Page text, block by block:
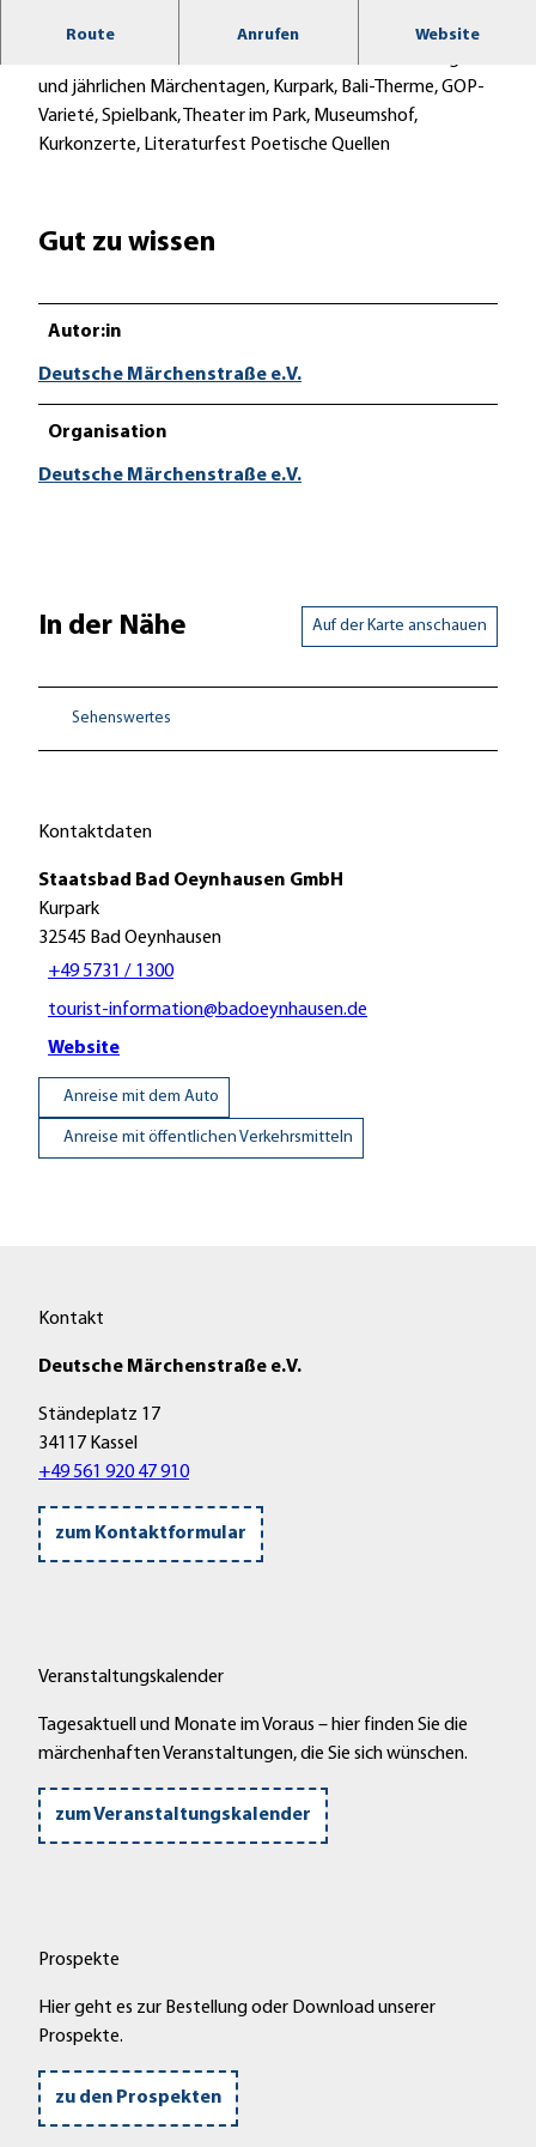
Route Anrufen Website
Traditionelles Heilbad
und jährlichen Märchentagen, Kurpark, Bali-Therme, GOP-
Varieté, Spielbank, Theater im Park, Museumshof,
Kurkonzerte, Literaturfest Poetische Quellen
Gut zu wissen
Autor:in
Deutsche Märchenstraße e.V.
Organisation
Deutsche Märchenstraße e.V.
In der Nähe Auf der Karte anschauen
Sehenswertes
Kontaktdaten
Staatsbad Bad Oeynhausen GmbH
Kurpark
32545 Bad Oeynhausen
+49 5731 / 1300
tourist-information@badoeynhausen.de
Website
Anreise mit dem Auto
Anreise mit öffentlichen Verkehrsmitteln
Kontakt
Deutsche Märchenstraße e.V.
Ständeplatz 17
34117 Kassel
+49 561 920 47 910
zum Kontaktformular
Veranstaltungskalender
Tagesaktuell und Monate im Voraus – hier finden Sie die
märchenhaften Veranstaltungen, die Sie sich wünschen.
zum Veranstaltungskalender
Prospekte
Hier geht es zur Bestellung oder Download unserer
Prospekte.
zu den Prospekten